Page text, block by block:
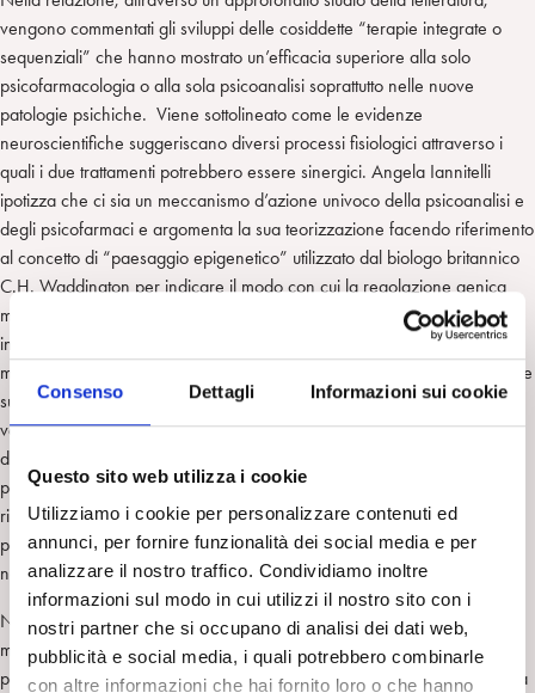
Consenso Dettagli Informazioni sui cookie
Questo sito web utilizza i cookie
Utilizziamo i cookie per personalizzare contenuti ed
annunci, per fornire funzionalità dei social media e per
analizzare il nostro traffico. Condividiamo inoltre
informazioni sul modo in cui utilizzi il nostro sito con i
nostri partner che si occupano di analisi dei dati web,
pubblicità e social media, i quali potrebbero combinarle
con altre informazioni che hai fornito loro o che hanno
vengono commentati gli sviluppi delle cosiddette “terapie integrate o
sequenziali” che hanno mostrato un’efficacia superiore alla solo
psicofarmacologia o alla sola psicoanalisi soprattutto nelle nuove
patologie psichiche. Viene sottolineato come le evidenze
neuroscientifiche suggeriscano diversi processi fisiologici attraverso i
quali i due trattamenti potrebbero essere sinergici. Angela Iannitelli
ipotizza che ci sia un meccanismo d’azione univoco della psicoanalisi e
degli psicofarmaci e argomenta la sua teorizzazione facendo riferimento
al concetto di “paesaggio epigenetico” utilizzato dal biologo britannico
C.H. Waddington per indicare il modo con cui la regolazione genica
moduli lo sviluppo. Vengono presentate le correnti di ricerca più recenti
in questo campo e indicata l’utilità di un approfondimento su un
meccanismo comune, degli psicofarmaci e della psicoanalisi, nell’influire
sulla “plasticità fenotoipica”. Si tratta di un ambito scientifico in cui
vengono studiati “i meccanismi in cui l’ambiente contribuisce a
determinare lo sviluppo di caratteri semplici o complessi utili per il
processo riproduttivo e per la capacità di adattabilità all’ambiente”. La
ricerca ha raccolto evidenze scientifiche sul ruolo giocato dagli
psicofarmaci nel produrre cambiamenti epigenetici e, d’altra parte è
noto che le psicoterapie e la psicoanalisi modificano i circuiti cerebrali.
Nell’ ultima parte della relazione vengono illustrate, attraverso una
meticolosa rassegna bibliografica, le diverse posizioni emerse che lo
psicoanalista con competenze psicofarmacologiche può assumere nella